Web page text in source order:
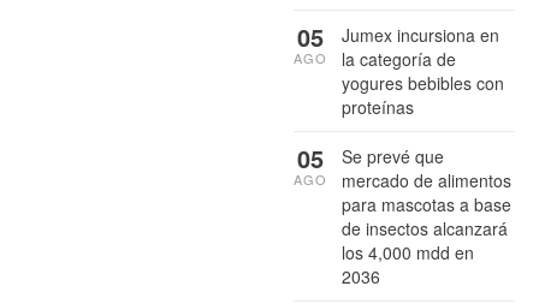
Jumex incursiona en
la categoría de
yogures bebibles con
proteínas
05
AGO
Se prevé que
mercado de alimentos
para mascotas a base
de insectos alcanzará
los 4,000 mdd en
2036
05
AGO